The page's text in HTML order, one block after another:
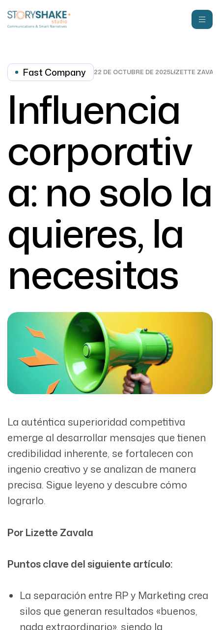
Fast Company 22 DE OCTUBRE DE 2025LIZETTE
Influencia
corporativ
a: no solo la
quieres, la
necesitas
La auténtica superioridad competitiva
emerge al desarrollar mensajes que tienen
credibilidad inherente, se fortalecen con
ingenio creativo y se analizan de manera
precisa. Sigue leyeno y descubre cómo
lograrlo.
Por Lizette Zavala
Puntos clave del siguiente artículo:
La separación entre RP y Marketing crea
silos que generan resultados «buenos,
nada extraordinario», siendo la